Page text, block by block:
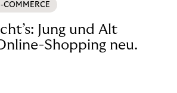
COMMERCE
Jung und Alt
Shopping neu.